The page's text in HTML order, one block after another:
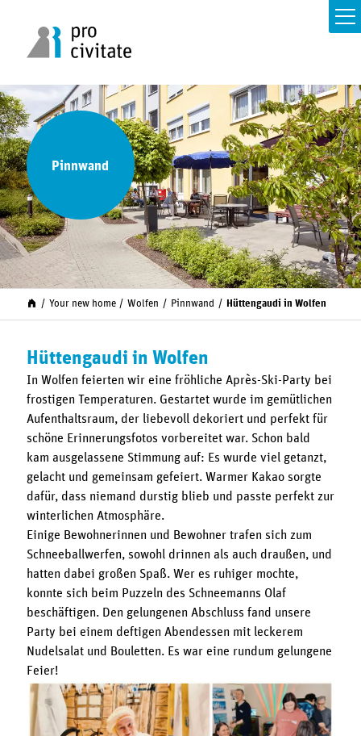
Pinnwand
Your new home Wolfen Pinnwand Hüttengaudi in Wolfen
Hüttengaudi in Wolfen
In Wolfen feierten wir eine fröhliche Après-Ski-Party bei
frostigen Temperaturen. Gestartet wurde im gemütlichen
Aufenthaltsraum, der liebevoll dekoriert und perfekt für
schöne Erinnerungsfotos vorbereitet war. Schon bald
kam ausgelassene Stimmung auf: Es wurde viel getanzt,
gelacht und gemeinsam gefeiert. Warmer Kakao sorgte
dafür, dass niemand durstig blieb und passte perfekt zur
winterlichen Atmosphäre.
Einige Bewohnerinnen und Bewohner trafen sich zum
Schneeballwerfen, sowohl drinnen als auch draußen, und
hatten dabei großen Spaß. Wer es ruhiger mochte,
konnte sich beim Puzzeln des Schneemanns Olaf
beschäftigen. Den gelungenen Abschluss fand unsere
Party bei einem deftigen Abendessen mit leckerem
Nudelsalat und Bouletten. Es war eine rundum gelungene
Feier!